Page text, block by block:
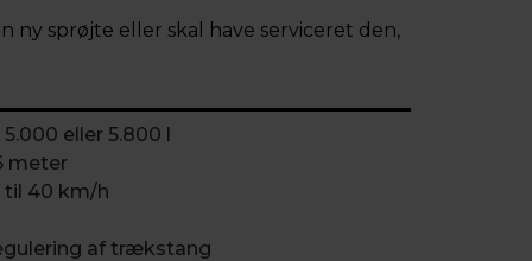
ny sprøjte eller skal have serviceret den,
eller 5.800 l
meter
til 40 km/h
af trækstang